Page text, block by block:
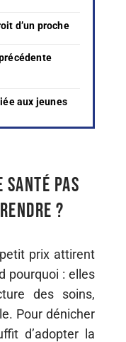
d’un proche
aux jeunes
pas
?
prix attirent
pourquoi : elles
des soins,
Pour dénicher
d’adopter la